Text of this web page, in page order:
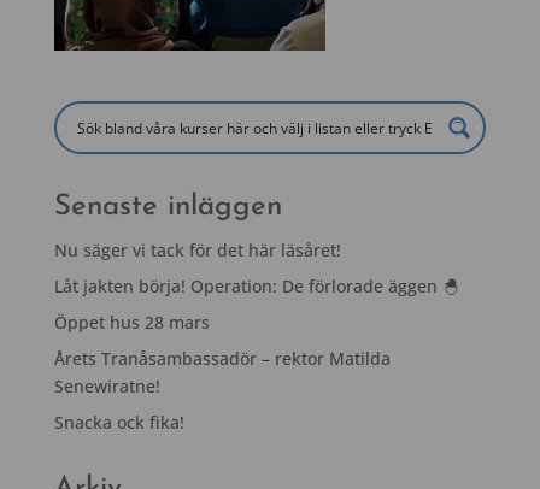
Senaste inläggen
Nu säger vi tack för det här läsåret!
Låt jakten börja! Operation: De förlorade äggen 🐣
Öppet hus 28 mars
Årets Tranåsambassadör – rektor Matilda
Senewiratne!
Snacka ock fika!